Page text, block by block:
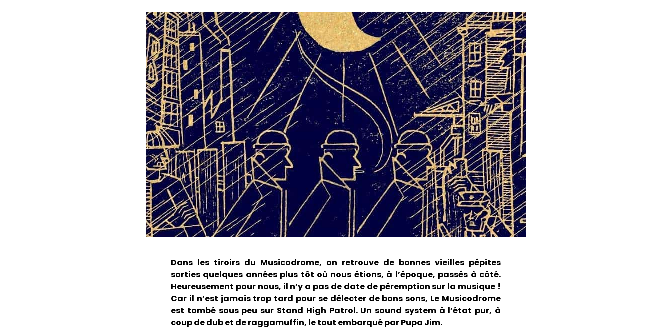
Dans les tiroirs du Musicodrome, on retrouve de bonnes vieilles pépites
sorties quelques années plus tôt où nous étions, à l’époque, passés à côté.
Heureusement pour nous, il n’y a pas de date de péremption sur la musique !
Car il n’est jamais trop tard pour se délecter de bons sons, Le Musicodrome
est tombé sous peu sur Stand High Patrol. Un sound system à l’état pur, à
coup de dub et de raggamuffin, le tout embarqué par Pupa Jim.